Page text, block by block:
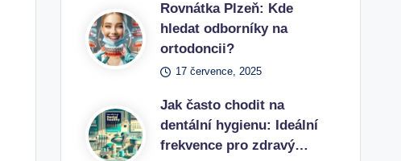
Rovnátka Plzeň: Kde
hledat odborníky na
ortodoncii?
17 července, 2025
Jak často chodit na
dentální hygienu: Ideální
frekvence pro zdravý…